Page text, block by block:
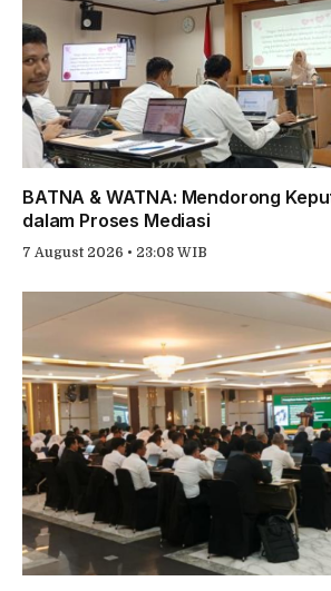
BATNA & WATNA: Mendorong
dalam Proses Mediasi
7 August 2026 • 23:08 WIB